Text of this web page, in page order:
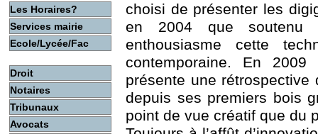
Les Horaires?
Services mairie
Ecole/Lycée/Fac
Droit
Notaires
Tribunaux
Avocats
choisi de présenter les
en 2004 que soutenu
enthousiasme cette
contemporaine. En
présente une
depuis ses premiers bois
point de vue créatif que du